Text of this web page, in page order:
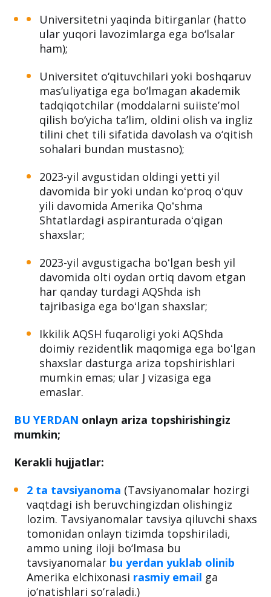
Universitetni yaqinda bitirganlar (hatto
ular yuqori lavozimlarga ega bo‘lsalar
ham);
Universitet o‘qituvchilari yoki boshqaruv
mas’uliyatiga ega bo‘lmagan akademik
tadqiqotchilar (moddalarni suiiste’mol
qilish bo‘yicha ta’lim, oldini olish va ingliz
tilini chet tili sifatida davolash va o‘qitish
sohalari bundan mustasno);
2023-yil avgustidan oldingi yetti yil
davomida bir yoki undan koʻproq oʻquv
yili davomida Amerika Qoʻshma
Shtatlardagi aspiranturada oʻqigan
shaxslar;
2023-yil avgustigacha boʻlgan besh yil
davomida olti oydan ortiq davom etgan
har qanday turdagi AQShda ish
tajribasiga ega boʻlgan shaxslar;
Ikkilik AQSH fuqaroligi yoki AQShda
doimiy rezidentlik maqomiga ega boʻlgan
shaxslar dasturga ariza topshirishlari
mumkin emas; ular J vizasiga ega
emaslar.
BU YERDAN onlayn ariza topshirishingiz
mumkin;
Kerakli hujjatlar:
2 ta tavsiyanoma (Tavsiyanomalar hozirgi
vaqtdagi ish beruvchingizdan olishingiz
lozim. Tavsiyanomalar tavsiya qiluvchi shaxs
tomonidan onlayn tizimda topshiriladi,
ammo uning iloji bo‘lmasa bu
tavsiyanomalar bu yerdan yuklab olinib
Amerika elchixonasi rasmiy email ga
jo‘natishlari so‘raladi.)